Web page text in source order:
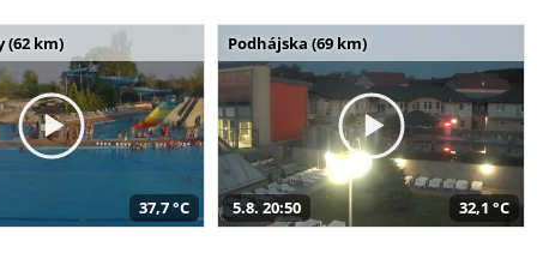
(62 km)
37,7 °C
Podhájska (69 km)
5.8. 20:50 32,1 °C